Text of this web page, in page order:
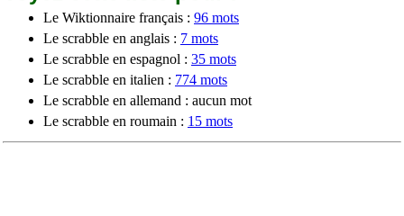
Le Wiktionnaire français : 96 mots
Le scrabble en anglais : 7 mots
Le scrabble en espagnol : 35 mots
Le scrabble en italien : 774 mots
Le scrabble en allemand : aucun mot
Le scrabble en roumain : 15 mots